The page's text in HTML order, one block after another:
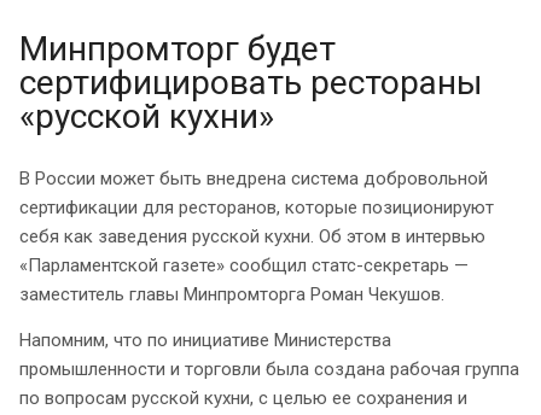
Минпромторг будет
сертифицировать рестораны
«русской кухни»
В России может быть внедрена система добровольной
сертификации для ресторанов, которые позиционируют
себя как заведения русской кухни. Об этом в интервью
«Парламентской газете» сообщил статс-секретарь —
заместитель главы Минпромторга Роман Чекушов.
Напомним, что по инициативе Министерства
промышленности и торговли была создана рабочая группа
по вопросам русской кухни, с целью ее сохранения и